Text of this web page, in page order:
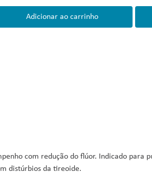
Adicionar ao carrinho
com redução do flúor. Indicado para
distúrbios da tireoide.